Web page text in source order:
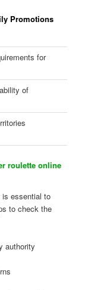
Promotions
for
of
roulette online
is essential to
to check the
authority